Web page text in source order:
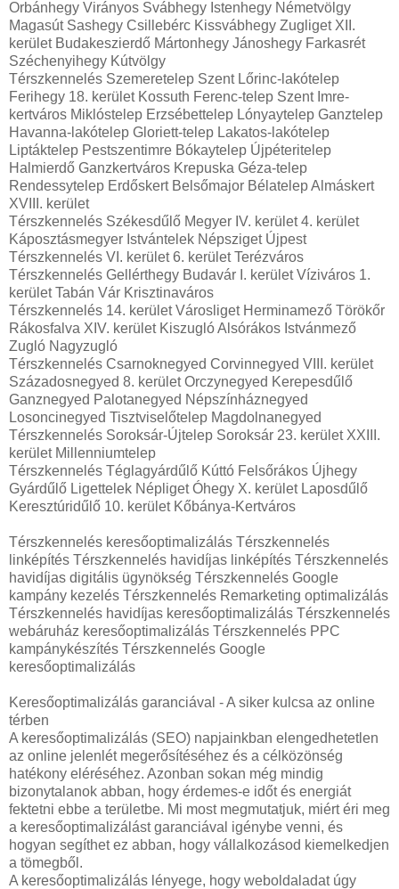
Orbánhegy Virányos Svábhegy Istenhegy Németvölgy
Magasút Sashegy Csillebérc Kissvábhegy Zugliget XII.
kerület Budakeszierdő Mártonhegy Jánoshegy Farkasrét
Széchenyihegy Kútvölgy
Térszkennelés Szemeretelep Szent Lőrinc-lakótelep
Ferihegy 18. kerület Kossuth Ferenc-telep Szent Imre-
kertváros Miklóstelep Erzsébettelep Lónyaytelep Ganztelep
Havanna-lakótelep Gloriett-telep Lakatos-lakótelep
Liptáktelep Pestszentimre Bókaytelep Újpéteritelep
Halmierdő Ganzkertváros Krepuska Géza-telep
Rendessytelep Erdőskert Belsőmajor Bélatelep Almáskert
XVIII. kerület
Térszkennelés Székesdűlő Megyer IV. kerület 4. kerület
Káposztásmegyer Istvántelek Népsziget Újpest
Térszkennelés VI. kerület 6. kerület Terézváros
Térszkennelés Gellérthegy Budavár I. kerület Víziváros 1.
kerület Tabán Vár Krisztinaváros
Térszkennelés 14. kerület Városliget Herminamező Törökőr
Rákosfalva XIV. kerület Kiszugló Alsórákos Istvánmező
Zugló Nagyzugló
Térszkennelés Csarnoknegyed Corvinnegyed VIII. kerület
Századosnegyed 8. kerület Orczynegyed Kerepesdűlő
Ganznegyed Palotanegyed Népszínháznegyed
Losoncinegyed Tisztviselőtelep Magdolnanegyed
Térszkennelés Soroksár-Újtelep Soroksár 23. kerület XXIII.
kerület Millenniumtelep
Térszkennelés Téglagyárdűlő Kúttó Felsőrákos Újhegy
Gyárdűlő Ligettelek Népliget Óhegy X. kerület Laposdűlő
Keresztúridűlő 10. kerület Kőbánya-Kertváros
Térszkennelés keresőoptimalizálás Térszkennelés
linképítés Térszkennelés havidíjas linképítés Térszkennelés
havidíjas digitális ügynökség Térszkennelés Google
kampány kezelés Térszkennelés Remarketing optimalizálás
Térszkennelés havidíjas keresőoptimalizálás Térszkennelés
webáruház keresőoptimalizálás Térszkennelés PPC
kampánykészítés Térszkennelés Google
keresőoptimalizálás
Keresőoptimalizálás garanciával - A siker kulcsa az online
térben
A keresőoptimalizálás (SEO) napjainkban elengedhetetlen
az online jelenlét megerősítéséhez és a célközönség
hatékony eléréséhez. Azonban sokan még mindig
bizonytalanok abban, hogy érdemes-e időt és energiát
fektetni ebbe a területbe. Mi most megmutatjuk, miért éri meg
a keresőoptimalizálást garanciával igénybe venni, és
hogyan segíthet ez abban, hogy vállalkozásod kiemelkedjen
a tömegből.
A keresőoptimalizálás lényege, hogy weboldaladat úgy